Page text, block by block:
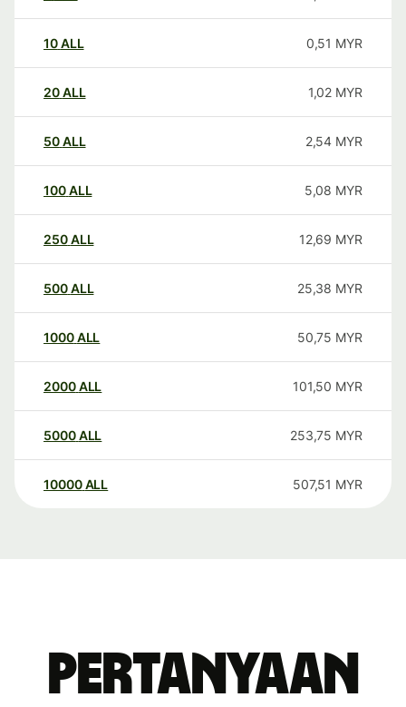
10ALL 0,51 MYR
20ALL 1,02 MYR
50ALL 2,54 MYR
100ALL 5,08 MYR
250ALL 12,69 MYR
500ALL 25,38 MYR
1000ALL 50,75 MYR
2000ALL 101,50 MYR
5000ALL 253,75 MYR
10000 ALL 507,51 MYR
Pertanyaan